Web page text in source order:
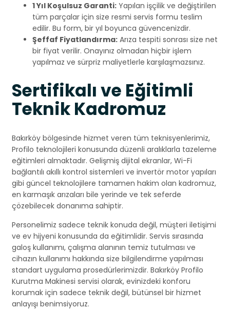
1 Yıl Koşulsuz Garanti: Yapılan işçilik ve değiştirilen
tüm parçalar için size resmi servis formu teslim
edilir. Bu form, bir yıl boyunca güvencenizdir.
Şeffaf Fiyatlandırma: Arıza tespiti sonrası size net
bir fiyat verilir. Onayınız olmadan hiçbir işlem
yapılmaz ve sürpriz maliyetlerle karşılaşmazsınız.
Sertifikalı ve Eğitimli
Teknik Kadromuz
Bakırköy bölgesinde hizmet veren tüm teknisyenlerimiz,
Profilo teknolojileri konusunda düzenli aralıklarla tazeleme
eğitimleri almaktadır. Gelişmiş dijital ekranlar, Wi-Fi
bağlantılı akıllı kontrol sistemleri ve invertör motor yapıları
gibi güncel teknolojilere tamamen hakim olan kadromuz,
en karmaşık arızaları bile yerinde ve tek seferde
çözebilecek donanıma sahiptir.
Personelimiz sadece teknik konuda değil, müşteri iletişimi
ve ev hijyeni konusunda da eğitimlidir. Servis sırasında
galoş kullanımı, çalışma alanının temiz tutulması ve
cihazın kullanımı hakkında size bilgilendirme yapılması
standart uygulama prosedürlerimizdir. Bakırköy Profilo
Kurutma Makinesi servisi olarak, evinizdeki konforu
korumak için sadece teknik değil, bütünsel bir hizmet
anlayışı benimsiyoruz.